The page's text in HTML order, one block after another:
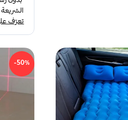
-50%